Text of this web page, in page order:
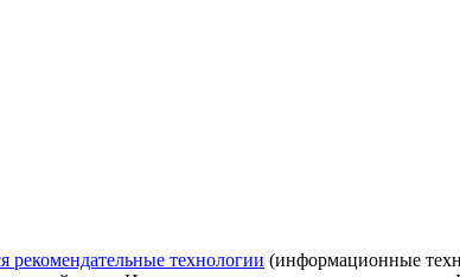
рекомендательные технологии (информационные